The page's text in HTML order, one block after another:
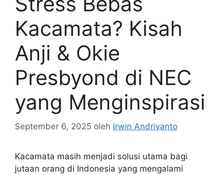
Kacamata? Kisah
Anji & Okie
Presbyond di NEC
yang Menginspirasi
September 6, 2025 oleh Irwin Andriyanto
Kacamata masih menjadi solusi utama bagi
jutaan orang di Indonesia yang mengalami